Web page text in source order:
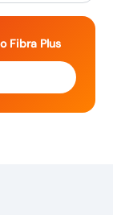
Fibra Plus